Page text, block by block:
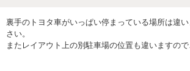
裏手のトヨタ車がいっぱい停まっている場所は違
さい。
またレイアウト上の別駐車場の位置も違いますので